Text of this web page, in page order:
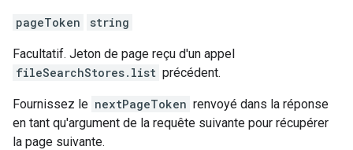
pageToken string
Facultatif. Jeton de page reçu d'un appel
fileSearchStores.list précédent.
Fournissez le nextPageToken renvoyé dans la réponse
en tant qu'argument de la requête suivante pour récupérer
la page suivante.